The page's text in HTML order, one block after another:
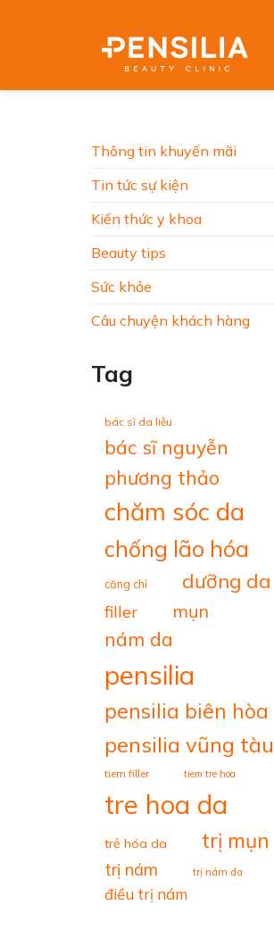
Thông tin khuyến mãi
Tin tức sự kiện
Kiến thức y khoa
Beauty tips
Sức khỏe
Câu chuyện khách hàng
Tag
bác sĩ da liễu
bác sĩ nguyễn
phương thảo
chăm sóc da
chống lão hóa
căng chỉ dưỡng da
filler mụn
nám da
pensilia
pensilia biên hòa
pensilia vũng tàu
tiem filler tiem tre hoa
tre hoa da
trẻ hóa da trị mụn
trị nám trị nám da
điều trị nám